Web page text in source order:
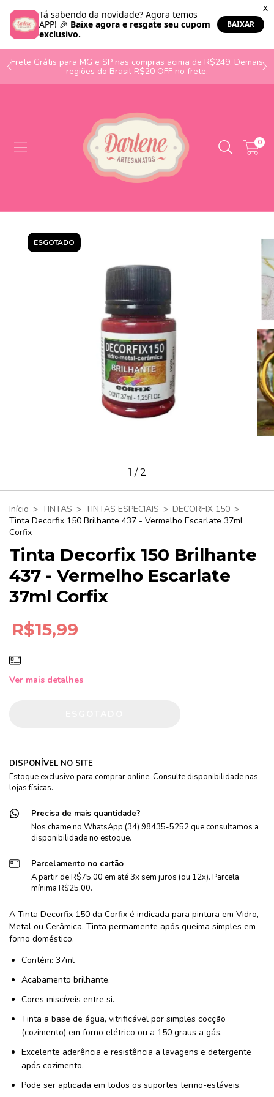
Frete Grátis para MG e SP nas compras acima de R$249. Demais
regiões do Brasil R$20 OFF no frete.
0
ESGOTADO
1 /2
Início > TINTAS > TINTAS ESPECIAIS > DECORFIX 150 >
Tinta Decorfix 150 Brilhante 437 - Vermelho Escarlate 37ml
Corfix
Tinta Decorfix 150 Brilhante
437 - Vermelho Escarlate
37ml Corfix
R$15,99
Ver mais detalhes
DISPONÍVEL NO SITE
Estoque exclusivo para comprar online. Consulte disponibilidade nas
lojas físicas.
Precisa de mais quantidade?
Nos chame no WhatsApp (34) 98435-5252 que consultamos a
disponibilidade no estoque.
Parcelamento no cartão
A partir de R$75.00 em até 3x sem juros (ou 12x). Parcela
mínima R$25,00.
A Tinta Decorfix 150 da Corfix é indicada para pintura em Vidro,
Metal ou Cerâmica. Tinta permamente após queima simples em
forno doméstico.
Contém: 37ml
Acabamento brilhante.
Cores miscíveis entre si.
Tinta a base de água, vitrificável por simples cocção
(cozimento) em forno elétrico ou a 150 graus a gás.
Excelente aderência e resistência a lavagens e detergente
após cozimento.
Pode ser aplicada em todos os suportes termo-estáveis.